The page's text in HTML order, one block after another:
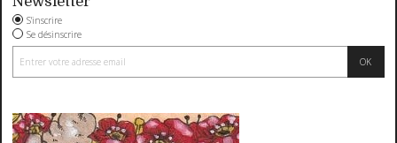
S'inscrire
Se désinscrire